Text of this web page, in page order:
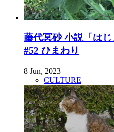
藤代冥砂 小説「は
#52 ひまわり
8 Jun, 2023
CULTURE